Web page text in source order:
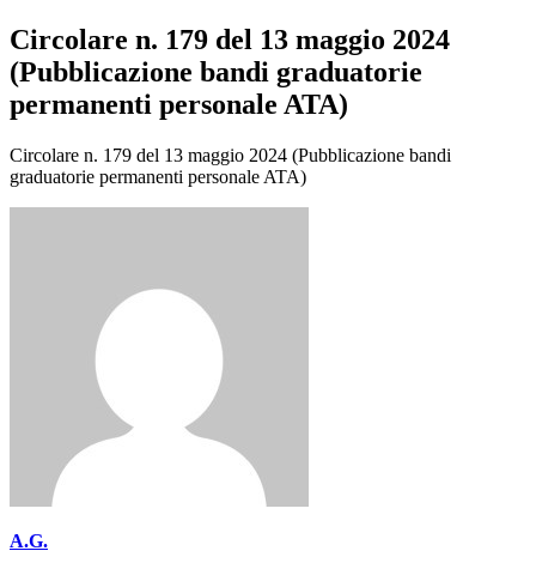
Circolare n. 179 del 13 maggio 2024
(Pubblicazione bandi graduatorie
permanenti personale ATA)
Circolare n. 179 del 13 maggio 2024 (Pubblicazione bandi
graduatorie permanenti personale ATA)
A.G.